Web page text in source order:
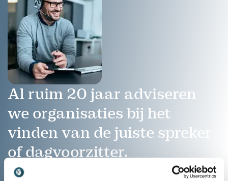
Al ruim 20 jaar adviseren
we organisaties bij het
vinden van de juiste spreker
of dagvoorzitter.
Bel: 030 80 80 884 contact@athenas.nl